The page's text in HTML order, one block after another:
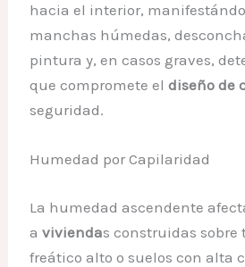
hacia el interior,
manchas húmedas,
pintura y, en casos graves,
que compromete eldiseño de
seguridad.
Humedad por Capilaridad
La humedad ascendente
aviviendas construidas sobre
freático alto o suelos con alta